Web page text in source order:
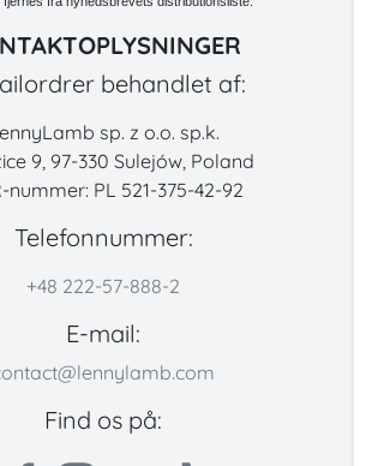
behandlet af:
sp. z o.o. sp.k.
9, 97-330 Sulejów, Poland
nummer: PL 521-375-42-92
Telefonnummer:
+48 222-57-888-2
E-mail:
Find os på: